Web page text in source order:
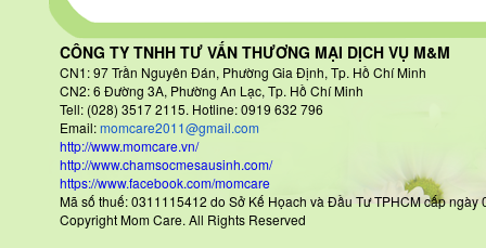
CÔNG TY TNHH TƯ VẤN THƯƠNG MẠI DỊCH VỤ M&M
CN1: 97 Trần Nguyên Đán, Phường Gia Định, Tp. Hồ Chí Minh
CN2: 6 Đường 3A, Phường An Lạc, Tp. Hồ Chí Minh
Tell: (028) 3517 2115. Hotline: 0919 632 796
Email:momcare2011@gmail.com
http://www.momcare.vn/
http://www.chamsocmesausinh.com/
https://www.facebook.com/momcare
Mã số thuế: 0311115412 do Sở Kế Họach và Đầu Tư TPHCM
Copyright Mom Care. All Rights Reserved